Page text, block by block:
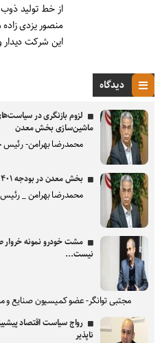
از خط تولید
منصور یزدی
این شرکت دیدار
دیدگاه
لزوم بازنگری در
ماشین‌سازی بخش معدن
محمدرضا بهرامن- رئیس
بخش معدن در بودجه ۱۴۰۱
محمدرضا بهرامن _ رئیس
مشت خودرو نمونه
نیست...
مجتبی توانگر- عضو کمیسیون صنایع
رواج سیاست اقتصاد
ناپذیر